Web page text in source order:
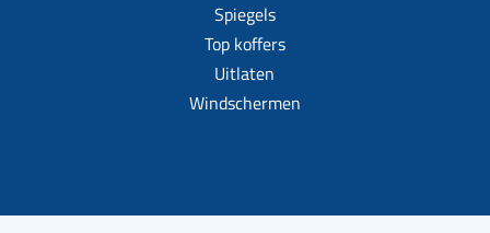
Spiegels
Top koffers
Uitlaten
Windschermen